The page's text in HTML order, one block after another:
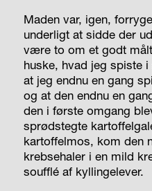
Maden var, igen,
underligt at sidde der
være to om et godt
huske, hvad jeg spiste
at jeg endnu en gang
og at den endnu en
den i første omgang
sprødstegte
kartoffelmos, kom den
krebsehaler i en mild
soufflé af kyllingelever.